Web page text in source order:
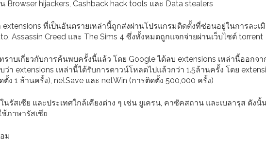
Browser hijackers, Cashback hack tools และ Data stealers
ที่เป็นอันตรายเหล่านี้ถูกส่งผ่านโปรแกรมติดตั้งที่ซ่อนอยู่ในการละเ
Assassin Creed และ The Sims 4 ซึ่งทั้งหมดถูกแจกจ่ายผ่านเว็บไซต์ torrent
ราบเกี่ยวกับการค้นพบครั้งนี้แล้ว โดย Google ได้ลบ extensions เหล่านี้ออกจา
ว่า extensions เหล่านี้ได้รับการดาวน์โหลดไปแล้วกว่า 1.5ล้านครั้ง โดย
ง 1 ล้านครั้ง), netSave และ netWin (การติดตั้ง 500,000 ครั้ง)
รัสเซีย และประเทศใกล้เคียงต่าง ๆ เช่น ยูเครน, คาซัคสถาน และเบลารุส ดัง
ภาษารัสเซีย
ม